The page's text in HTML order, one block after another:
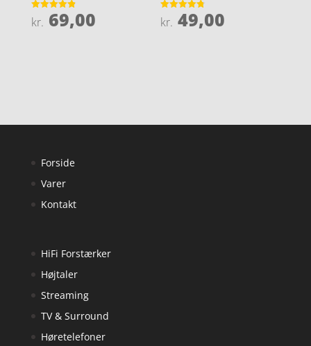
Vurderet
4.9
kr. 69,00
Vurderet
4.8
kr. 49,00
Forside
Varer
Kontakt
HiFi Forstærker
Højtaler
Streaming
TV & Surround
Høretelefoner